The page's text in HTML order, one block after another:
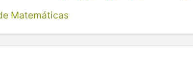
Matemáticas